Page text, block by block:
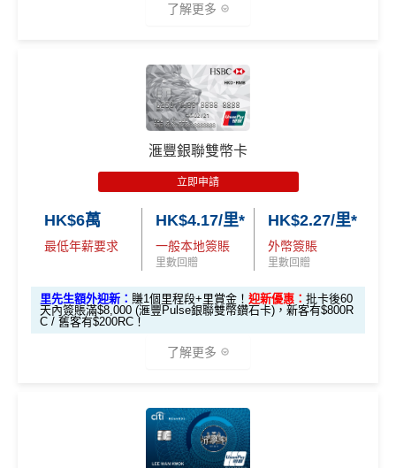
「現金套現」 分期計劃
優惠 （≥HK$20,000，1
2個月或以上還款期）
$200「獎
賞錢」
合共高達
$800「獎
賞錢」
（相等於8,
000里）
$200「獎
（相等於2,
000里）
*持卡人需於發卡後60日內完成累積簽賬滿HK$5,800要
求。 不可獲享迎新 ：於合資格信用卡批核日起計之過去 1
2 個月內曾取消任何滙豐個人信用卡基本卡 迎新條款：
內地同澳門簽賬交易費用全免(Pulse銀聯雙幣鑽石卡尊
安信EarnMore 2026新條款
2026年加碼2%上限變做每半年咁計，每半年上限為H
K$8萬。相對2025年嘅全年上限HK$15萬總數係多
咗，但係就無得一筆過咁打爆個大額cap。
八達通自動增值得返0.4%回贈，但係手
動增值八達通(即係用Apple Pay、Google Pay增值落
2026年條款highlight咗透過電子錢包繳費得返1%回
贈，用WeChat Pay交稅或繳費實測得1%，扣返1%手
續費只係打返個和。但係用實測用
AlipayHK暫時仲食
到2%。如果2026年之後仲有稅/其他費用要交，可以睇
返信用卡繳費/信用卡交稅優惠
容易批卡，零入息要求，學生都申請得！
寫到明首兩年免年費，全日制大學/大專學生申請首5年
4揀1指定類別有4％回贈
迎新選擇多，總有一樣啱你心水
缺點
日常簽賬回贈0.4%，唔算太吸引
查看更多信用卡詳情及分析...
了解更多
*（基本「獎賞錢」0.4%+「 最紅自主獎賞
銀聯雙幣Pulse鑽石卡迎新
滙豐 Pulse銀聯卡申請網址：MrMiles.hk/hsbc-unionpay-a
里先生加碼： 申請完填FormMrMiles.hk/hsbc-unionpa
y-pulse-form
賺1個里程段+里賞金
❗️（由里先生派出🎯3
8新會員額外里賞金#）
#每1里賞金 ≈ HK$1，可兌換FPS轉數快回贈！詳情MrMil
es.hk/mmcredit
戶
滙豐銀聯雙幣卡
立即申請
HK$6萬
最低年薪要求
HK$4.17/里*
一般本地簽賬
里數回贈
HK$2.27/里*
外幣簽賬
里數回贈
里先生額外迎新： 賺1個里程段+里賞金！ 迎新優惠： 批卡後60
天內簽賬滿$8,000 (滙豐Pulse銀聯雙幣鑽石卡)，新客有$800R
C / 舊客有$200RC！
了解更多
*（基本「獎賞錢」0.4%+「最紅自主獎賞